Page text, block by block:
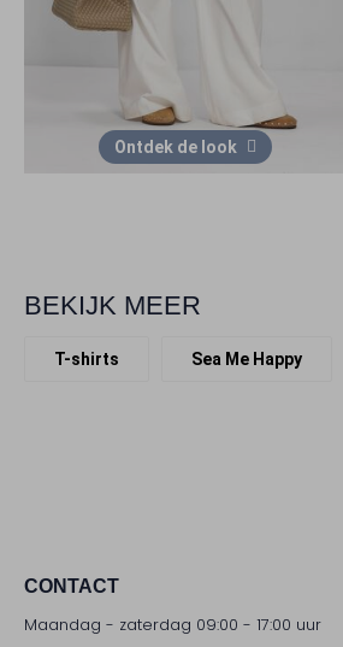
Ontdek de look
BEKIJK MEER
T-shirts Sea Me Happy
CONTACT
Maandag - zaterdag 09:00 - 17:00 uur